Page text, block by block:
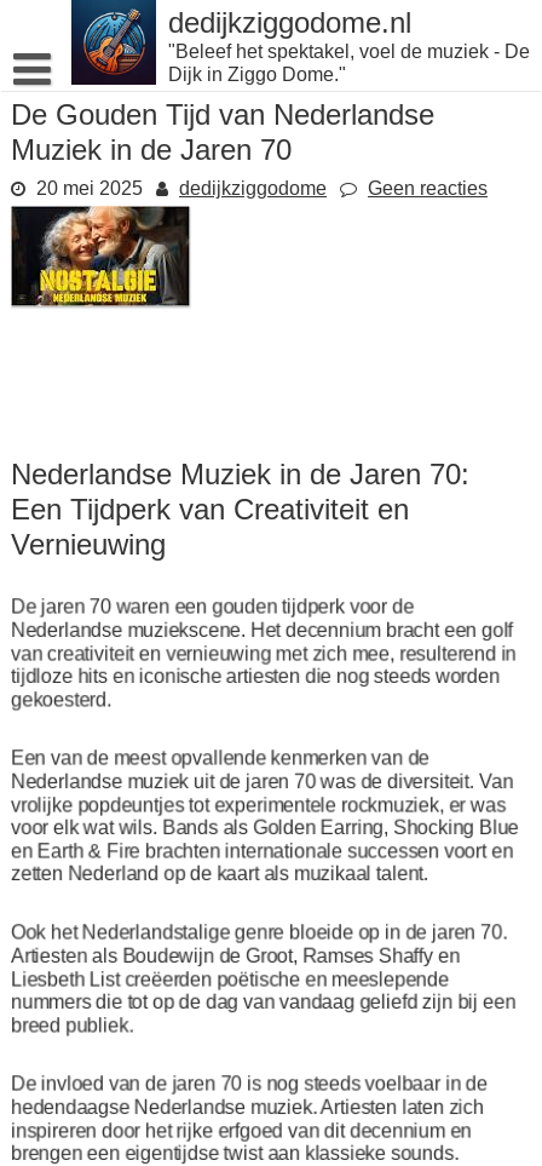
inhoud
gaan
dedijkziggodome.nl
"Beleef het spektakel, voel de muziek - De
Dijk in Ziggo Dome."
De Gouden Tijd van Nederlandse
Muziek in de Jaren 70
20 mei 2025 dedijkziggodome Geen reacties
Nederlandse Muziek in de Jaren 70:
Een Tijdperk van Creativiteit en
Vernieuwing
De jaren 70 waren een gouden tijdperk voor de
Nederlandse muziekscene. Het decennium bracht een golf
van creativiteit en vernieuwing met zich mee, resulterend in
tijdloze hits en iconische artiesten die nog steeds worden
gekoesterd.
Een van de meest opvallende kenmerken van de
Nederlandse muziek uit de jaren 70 was de diversiteit. Van
vrolijke popdeuntjes tot experimentele rockmuziek, er was
voor elk wat wils. Bands als Golden Earring, Shocking Blue
en Earth & Fire brachten internationale successen voort en
zetten Nederland op de kaart als muzikaal talent.
Ook het Nederlandstalige genre bloeide op in de jaren 70.
Artiesten als Boudewijn de Groot, Ramses Shaffy en
Liesbeth List creëerden poëtische en meeslepende
nummers die tot op de dag van vandaag geliefd zijn bij een
breed publiek.
De invloed van de jaren 70 is nog steeds voelbaar in de
hedendaagse Nederlandse muziek. Artiesten laten zich
inspireren door het rijke erfgoed van dit decennium en
brengen een eigentijdse twist aan klassieke sounds.